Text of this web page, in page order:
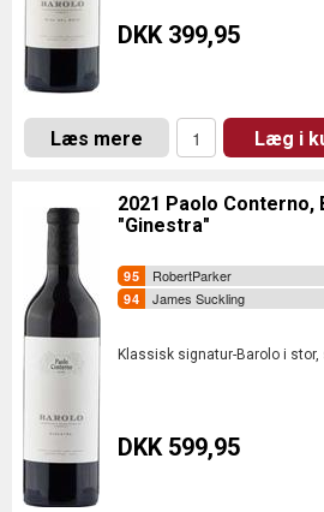
DKK 399,95
Læs mere Læg i
2021 Paolo Conterno,
"Ginestra"
RobertParker
James Suckling
Klassisk signatur-Barolo i stor,
DKK 599,95